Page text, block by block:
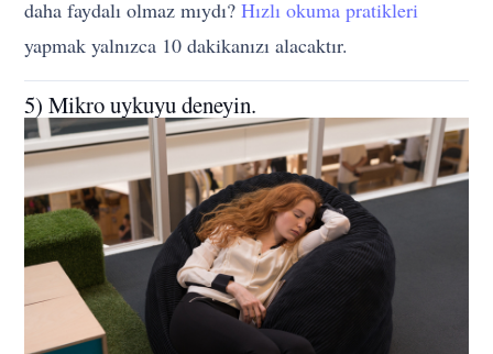
daha faydalı olmaz mıydı?Hızlı okuma pratikleri
yapmak yalnızca 10 dakikanızı alacaktır.
5) Mikro uykuyu deneyin.